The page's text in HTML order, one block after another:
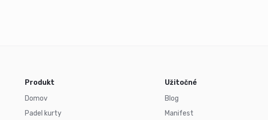
Produkt
Domov
Padel kurty
Užitočné
Blog
Manifest